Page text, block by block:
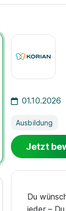
01.10.2026
Ausbildung
Jetzt
Du
jeder –